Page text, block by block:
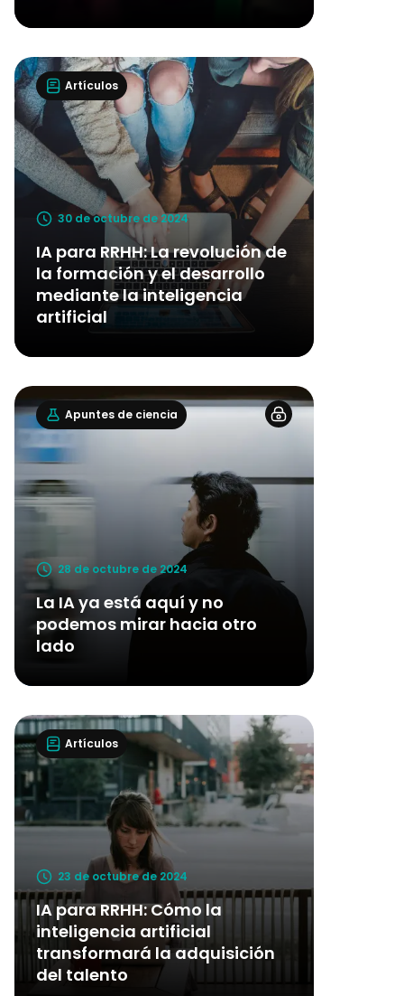
Artículos
30 de octubre de 2024
IA para RRHH: La revolución de
la formación y el desarrollo
mediante la inteligencia
artificial
Apuntes de ciencia
28 de octubre de 2024
La IA ya está aquí y no
podemos mirar hacia otro
lado
Artículos
23 de octubre de 2024
IA para RRHH: Cómo la
inteligencia artificial
transformará la adquisición
del talento